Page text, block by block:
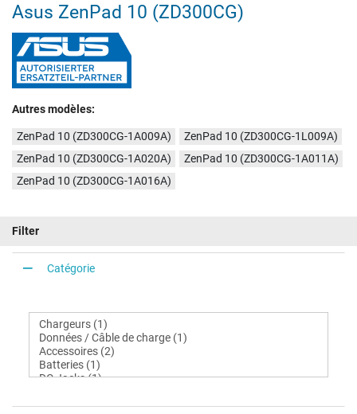
Asus ZenPad 10 (ZD300CG)
Autres modèles:
ZenPad 10 (ZD300CG-1A009A)
ZenPad 10 (ZD300CG-1L009A)
ZenPad 10 (ZD300CG-1A020A)
ZenPad 10 (ZD300CG-1A011A)
ZenPad 10 (ZD300CG-1A016A)
Filter
Catégorie